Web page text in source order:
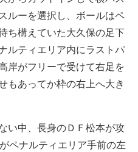
ルーを選択し、ボールはペ
ち構えていた大久保の足下
ルティエリア内にラストパ
岸がフリーで受けて右足を
もあってか枠の右上へ大き
い中、長身のＤＦ松本が攻
ペナルティエリア手前の左